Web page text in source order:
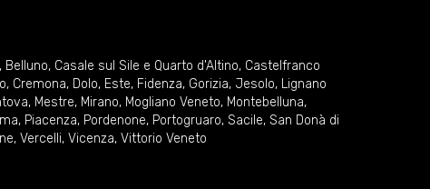
, Belluno, Casale sul Sile e Quarto d'Altino, Castelfranco
, Cremona, Dolo, Este, Fidenza, Gorizia, Jesolo, Lignano
, Mestre, Mirano, Mogliano Veneto, Montebelluna,
, Piacenza, Pordenone, Portogruaro, Sacile, San Donà di
, Vercelli, Vicenza, Vittorio Veneto